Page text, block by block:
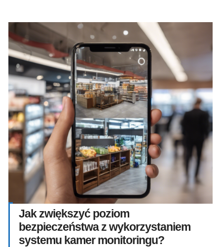
Jak zwiększyć poziom
bezpieczeństwa z wykorzystaniem
systemu kamer monitoringu?